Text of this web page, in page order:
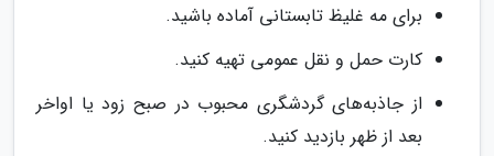
برای مه غلیظ تابستانی آماده باشید.
کارت حمل و نقل عمومی تهیه کنید.
از جاذبه‌های گردشگری محبوب در صبح زود یا اواخر
بعد از ظهر بازدید کنید.